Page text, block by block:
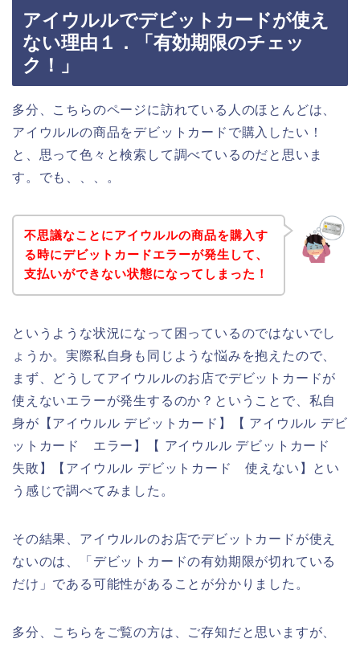
アイウルルでデビットカードが使え
ない理由１．「有効期限のチェッ
ク！」
多分、こちらのページに訪れている人のほとんどは、
アイウルルの商品をデビットカードで購入したい！
と、思って色々と検索して調べているのだと思いま
す。でも、、、。
不思議なことにアイウルルの商品を購入す
る時にデビットカードエラーが発生して、
支払いができない状態になってしまった！
というような状況になって困っているのではないでし
ょうか。実際私自身も同じような悩みを抱えたので、
まず、どうしてアイウルルのお店でデビットカードが
使えないエラーが発生するのか？ということで、私自
身が【アイウルル デビットカード】【 アイウルル デビ
ットカード エラー】【 アイウルル デビットカード
失敗】【アイウルル デビットカード 使えない】とい
う感じで調べてみました。
その結果、アイウルルのお店でデビットカードが使え
ないのは、「デビットカードの有効期限が切れている
だけ」である可能性があることが分かりました。
多分、こちらをご覧の方は、ご存知だと思いますが、